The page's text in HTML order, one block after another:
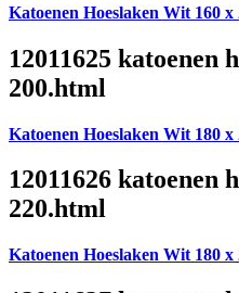
Katoenen Hoeslaken Wit 160 x
12011625 katoenen
200.html
Katoenen Hoeslaken Wit 180 x
12011626 katoenen
220.html
Katoenen Hoeslaken Wit 180 x